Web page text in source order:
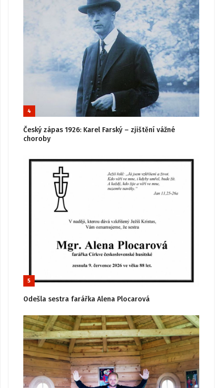
4
Český zápas 1926: Karel Farský – zjištění vážné
choroby
5
Odešla sestra farářka Alena Plocarová